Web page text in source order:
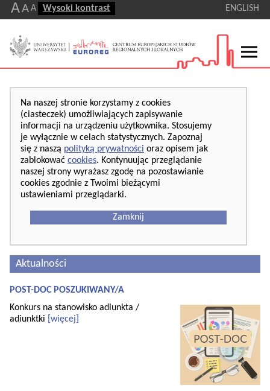
AA A Wysoki kontrast ENGLISH
Na naszej stronie korzystamy z cookies
(ciasteczek) umożliwiających zapisywanie
informacji na urządzeniu użytkownika. Stosujemy
je wyłącznie w celach statystycznych. Zapoznaj
się z naszą polityką prywatności oraz opisem jak
zablokować cookies. Kontynuując przeglądanie
naszej strony wyrażasz zgodę na pozostawianie
cookies zgodnie z Twoimi bieżącymi
ustawieniami przeglądarki.
Zamknij
Aktualności
POST-DOC POSZUKIWANY/A
Konkurs na stanowisko adiunkta /
adiunktki
[więcej]